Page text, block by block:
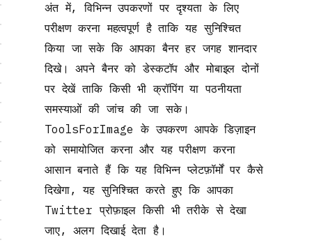
अंत में, विभिन्न उपकरणों पर दृश्यता के लिए
परीक्षण करना महत्वपूर्ण है ताकि यह सुनिश्चित
किया जा सके कि आपका बैनर हर जगह शानदार
दिखे। अपने बैनर को डेस्कटॉप और मोबाइल दोनों
पर देखें ताकि किसी भी क्रॉपिंग या पठनीयता
समस्याओं की जांच की जा सके।
ToolsForImage के उपकरण आपके डिज़ाइन
को समायोजित करना और यह परीक्षण करना
आसान बनाते हैं कि यह विभिन्न प्लेटफ़ॉर्मों पर कैसे
दिखेगा, यह सुनिश्चित करते हुए कि आपका
Twitter प्रोफ़ाइल किसी भी तरीके से देखा
जाए, अलग दिखाई देता है।